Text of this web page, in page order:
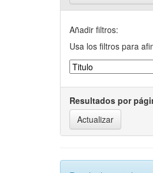
Añadir filtros:
Usa los filtros para
Resultados por